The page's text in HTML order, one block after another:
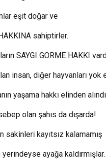
eşit doğar ve
sahiptirler.
SAYGI GÖRME HAKKI
insan, diğer hayvanları yok
yaşama hakkı elinden
olan şahıs da dışarda!
sakinleri kayıtsız kalamamış
ayağa kaldırmışlar.